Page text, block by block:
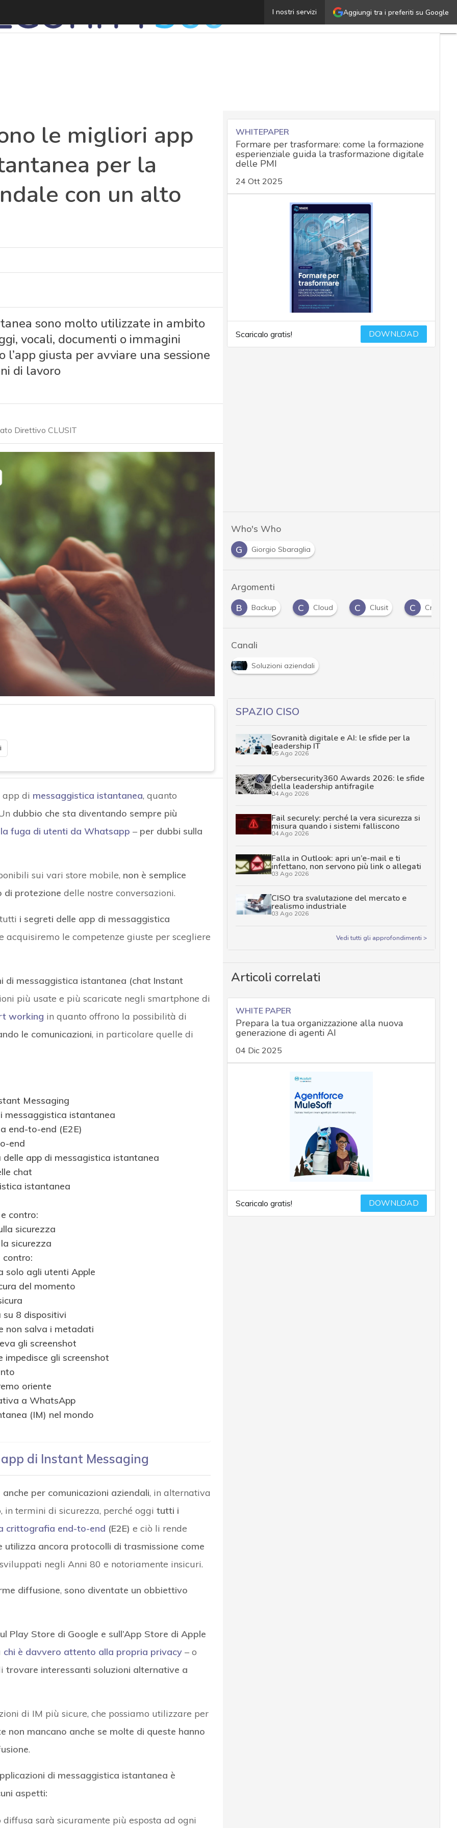
Aggiungi tra i preferiti su Google
I nostri servizi
Chat sicura: quali sono le migliori app di
le migliori app
per la
con un alto
sono molto utilizzate in ambito
vocali, documenti o immagini
giusta per avviare una sessione
di lavoro
Direttivo CLUSIT
app di messaggistica istantanea, quanto
dubbio che sta diventando sempre più
fuga di utenti da Whatsapp – per dubbi sulla
sui vari store mobile, non è semplice
di protezione delle nostre conversazioni.
i segreti delle app di messaggistica
acquisiremo le competenze giuste per scegliere
di messaggistica istantanea (chat Instant
più usate e più scaricate negli smartphone di
working in quanto offrono la possibilità di
le comunicazioni, in particolare quelle di
Messaging
messaggistica istantanea
end-to-end (E2E)
end
app di messagistica istantanea
chat
istantanea
contro:
sicurezza
sicurezza
contro:
solo agli utenti Apple
del momento
su 8 dispositivi
non salva i metadati
gli screenshot
gli screenshot
oriente
a WhatsApp
(IM) nel mondo
di Instant Messaging
per comunicazioni aziendali, in alternativa
in termini di sicurezza, perché oggi tutti i
crittografia end-to-end (E2E) e ciò li rende
utilizza ancora protocolli di trasmissione come
negli Anni 80 e notoriamente insicuri.
diffusione, sono diventate un obbiettivo
Play Store di Google e sull’App Store di Apple
chi è davvero attento alla propria privacy– o
trovare interessanti soluzioni alternative a
di IM più sicure, che possiamo utilizzare per
non mancano anche se molte di queste hanno
.
di messaggistica istantanea è
aspetti:
diffusa sarà sicuramente più esposta ad ogni
WHITEPAPER
Formare per trasformare: come la formazione
esperienziale guida la trasformazione digitale
delle PMI
24 Ott 2025
Scaricalo gratis! DOWNLOAD
Who's Who
G
Giorgio Sbaraglia
Argomenti
B Backup C Cloud C Clusit C
Canali
Soluzioni aziendali
SPAZIO CISO
Sovranità digitale e AI: le sfide per la
leadership IT
05 Ago 2026
Cybersecurity360 Awards 2026: le sfide
della leadership antifragile
04 Ago 2026
Fail securely: perché la vera sicurezza si
misura quando i sistemi falliscono
04 Ago 2026
Falla in Outlook: apri un’e-mail e ti
infettano, non servono più link o allegati
03 Ago 2026
CISO tra svalutazione del mercato e
realismo industriale
03 Ago 2026
Vedi tutti gli approfondimenti >
Articoli correlati
WHITE PAPER
Prepara la tua organizzazione alla nuova
generazione di agenti AI
04 Dic 2025
Scaricalo gratis! DOWNLOAD